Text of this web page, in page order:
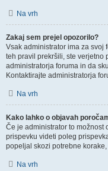
Na vrh
Zakaj sem prejel opozorilo?
Vsak administrator ima za svoj
teh pravil prekršili, ste verjetno
administratorja foruma in da
Kontaktirajte administratorja
Na vrh
Kako lahko o objavah
Če je administrator to možnost
prispevku videti poleg
popeljal skozi potrebne
Na vrh